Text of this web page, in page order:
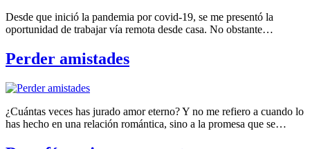
Desde que inició la pandemia por covid-19, se me presentó la
oportunidad de trabajar vía remota desde casa. No obstante…
Perder amistades
¿Cuántas veces has jurado amor eterno? Y no me refiero a cuando lo
has hecho en una relación romántica, sino a la promesa que se…